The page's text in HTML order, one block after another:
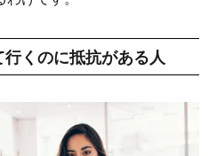
くのに抵抗がある人